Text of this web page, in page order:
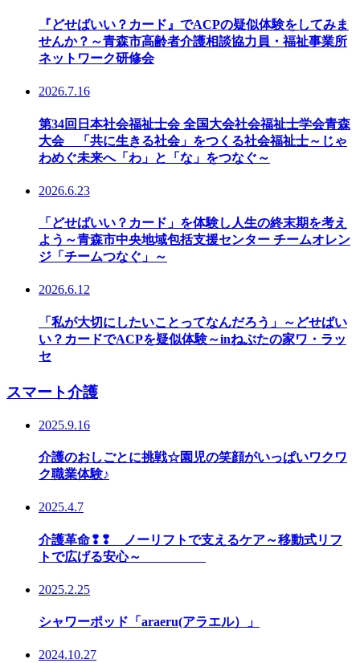
『どせばいい？カード』でACPの疑似体験をしてみま
せんか？～青森市高齢者介護相談協力員・福祉事業所
ネットワーク研修会
2026.7.16
第34回日本社会福祉士会 全国大会社会福祉士学会青森
大会 「共に生きる社会」をつくる社会福祉士～じゃ
わめぐ未来へ「わ」と「な」をつなぐ～
2026.6.23
「どせばいい？カード」を体験し人生の終末期を考え
よう～青森市中央地域包括支援センター チームオレン
ジ「チームつなぐ」～
2026.6.12
「私が大切にしたいことってなんだろう」～どせばい
い？カードでACPを疑似体験～inねぶたの家ワ・ラッ
セ
スマート介護
2025.9.16
介護のおしごとに挑戦☆園児の笑顔がいっぱいワクワ
ク職業体験♪
2025.4.7
介護革命❢❢ ノーリフトで支えるケア～移動式リフ
トで広げる安心～
2025.2.25
シャワーポッド「araeru(アラエル）」
2024.10.27